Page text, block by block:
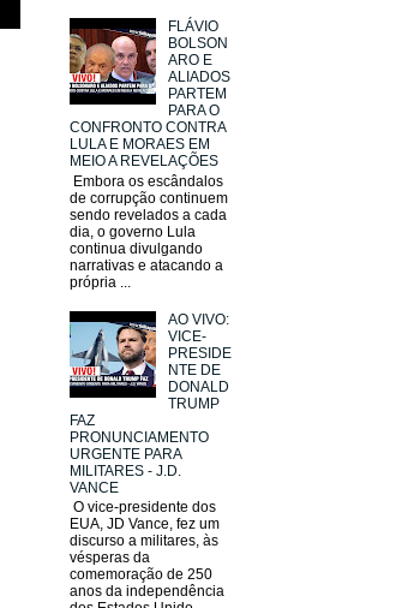
FLÁVIO
BOLSON
ARO E
ALIADOS
PARTEM
PARA O
CONFRONTO CONTRA
LULA E MORAES EM
MEIO A REVELAÇÕES
Embora os escândalos
de corrupção continuem
sendo revelados a cada
dia, o governo Lula
continua divulgando
narrativas e atacando a
própria ...
AO VIVO:
VICE-
PRESIDE
NTE DE
DONALD
TRUMP
FAZ
PRONUNCIAMENTO
URGENTE PARA
MILITARES - J.D.
VANCE
O vice-presidente dos
EUA, JD Vance, fez um
discurso a militares, às
vésperas da
comemoração de 250
anos da independência